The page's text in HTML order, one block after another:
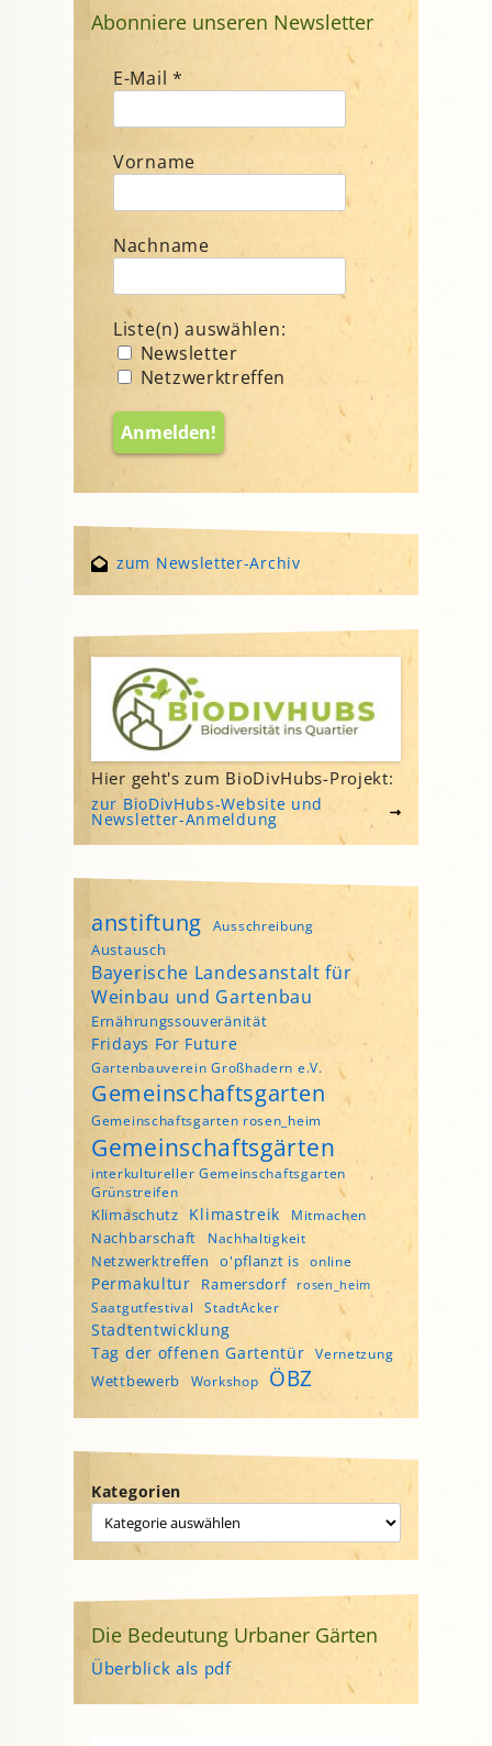
Abonniere unseren Newsletter
E-Mail *
Vorname
Nachname
Liste(n) auswählen:
Newsletter
Netzwerktreffen
zum Newsletter-Archiv
Hier geht's zum BioDivHubs-Projekt:
zur BioDivHubs-Website und
Newsletter-Anmeldung
anstiftung Ausschreibung
Austausch
Bayerische Landesanstalt für
Weinbau und Gartenbau
Ernährungssouveränität
Fridays For Future
Gartenbauverein Großhadern e.V.
Gemeinschaftsgarten
Gemeinschaftsgarten rosen_heim
Gemeinschaftsgärten
interkultureller Gemeinschaftsgarten
Grünstreifen
Klimaschutz Klimastreik Mitmachen
Nachbarschaft Nachhaltigkeit
Netzwerktreffen o'pflanzt is online
Permakultur Ramersdorf rosen_heim
Saatgutfestival StadtAcker
Stadtentwicklung
Tag der offenen Gartentür
Vernetzung
Wettbewerb Workshop ÖBZ
Kategorien
Die Bedeutung Urbaner Gärten
Überblick als pdf